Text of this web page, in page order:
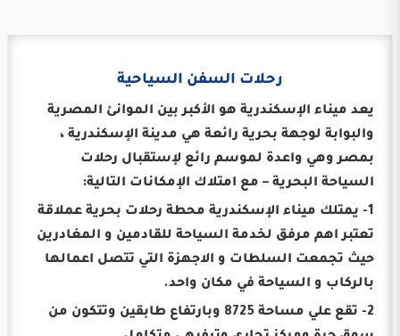
رحلات السفن السياحية
يعد ميناء الإسكندرية هو الأكبر بين الموانئ المصرية
والبوابة لوجهة بحرية رائعة هي مدينة الإسكندرية ،
بمصر وهي واعدة لموسم رائع لإستقبال رحلات
السياحة البحرية – مع امتلاك الإمكانات التالية:
1- يمتلك ميناء الإسكندرية محطة رحلات بحرية عملاقة
تعتبر اهم مرفق لخدمة السياحة للقادمين و المغادرين
حيث تجمعت السلطات و الاجهزة التي تتصل اعمالها
بالركاب و السياحة في مكان واحد.
2- تقع علي مساحة 8725 وبارتفاع طابقين وتتكون من